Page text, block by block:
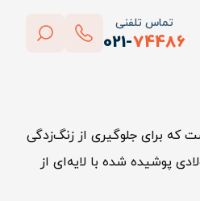
تماس تلفنی
021-74486
که برای جلوگیری از زنگ‌زدگی
پوشیده شده با لایه‌ای از